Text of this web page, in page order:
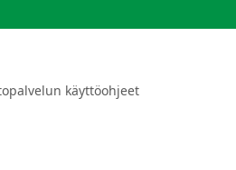
käyttöohjeet